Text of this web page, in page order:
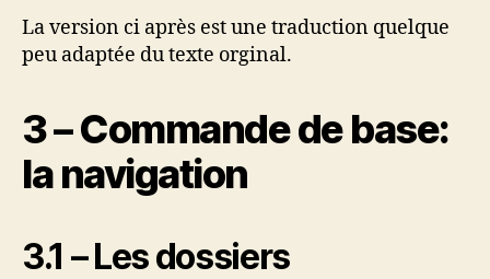
La version ci après est une traduction quelque
peu adaptée du texte orginal.
3 – Commande de base:
la navigation
3.1 – Les dossiers